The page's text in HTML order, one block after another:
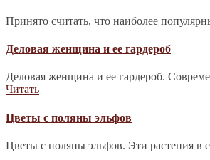
Принято считать, что наиболее
Деловая женщина и ее гардероб
Деловая женщина и ее гардероб.
Читать
Цветы с поляны эльфов
Цветы с поляны эльфов. Эти растения в